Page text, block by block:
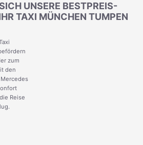
UNSERE BESTPREIS-
TAXI MÜNCHEN TUMPEN
zum
den
Reise